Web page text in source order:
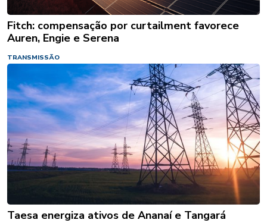
Fitch: compensação por curtailment favorece
Auren, Engie e Serena
TRANSMISSÃO
Taesa energiza ativos de Ananaí e Tangará